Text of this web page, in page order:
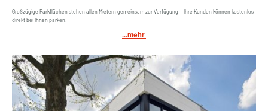
Großzügige Parkflächen stehen allen Mietern gemeinsam zur Verfügung – Ihre Kunden können kostenlos
direkt bei Ihnen parken.
...mehr